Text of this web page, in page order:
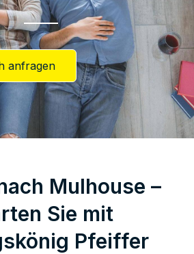
anfragen
Mulhouse –
Sie mit
Pfeiffer